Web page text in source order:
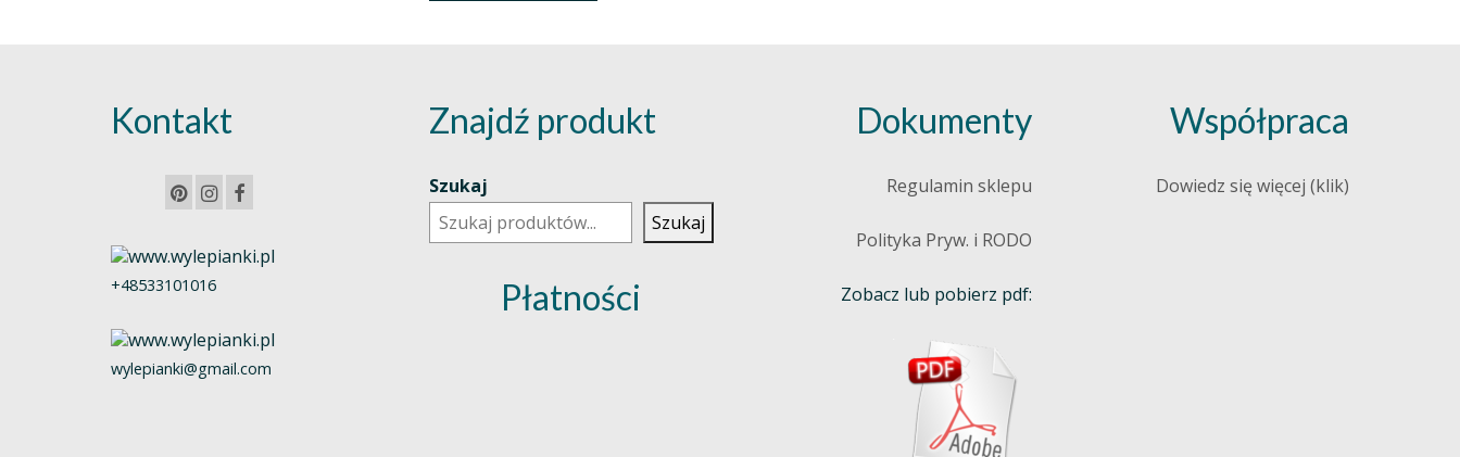
Kontakt
+48533101016
wylepianki@gmail.com
Znajdź produkt
Szukaj
Szukaj
Płatności
Dokumenty
Regulamin sklepu
Polityka Pryw. i RODO
Zobacz lub pobierz pdf:
Współpraca
Dowiedz się więcej (klik)